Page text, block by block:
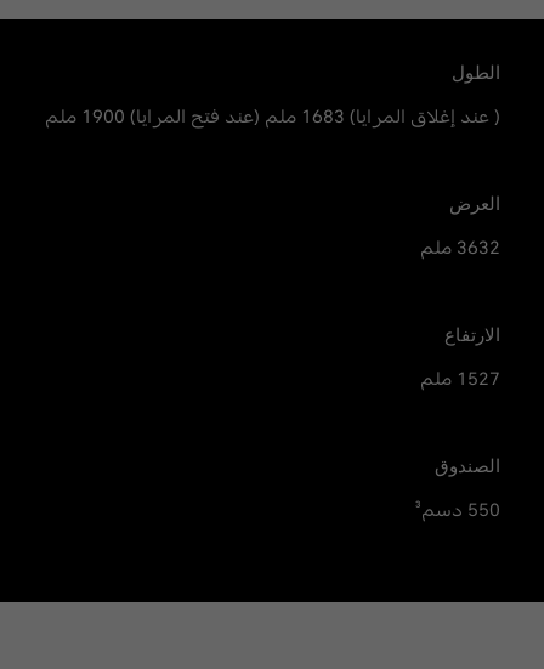
الطول
( عند إغلاق المرايا) 1683 ملم (عند فتح المرايا) 1900 ملم
العرض
3632 ملم
الارتفاع
1527 ملم
الصندوق
550 دسم³